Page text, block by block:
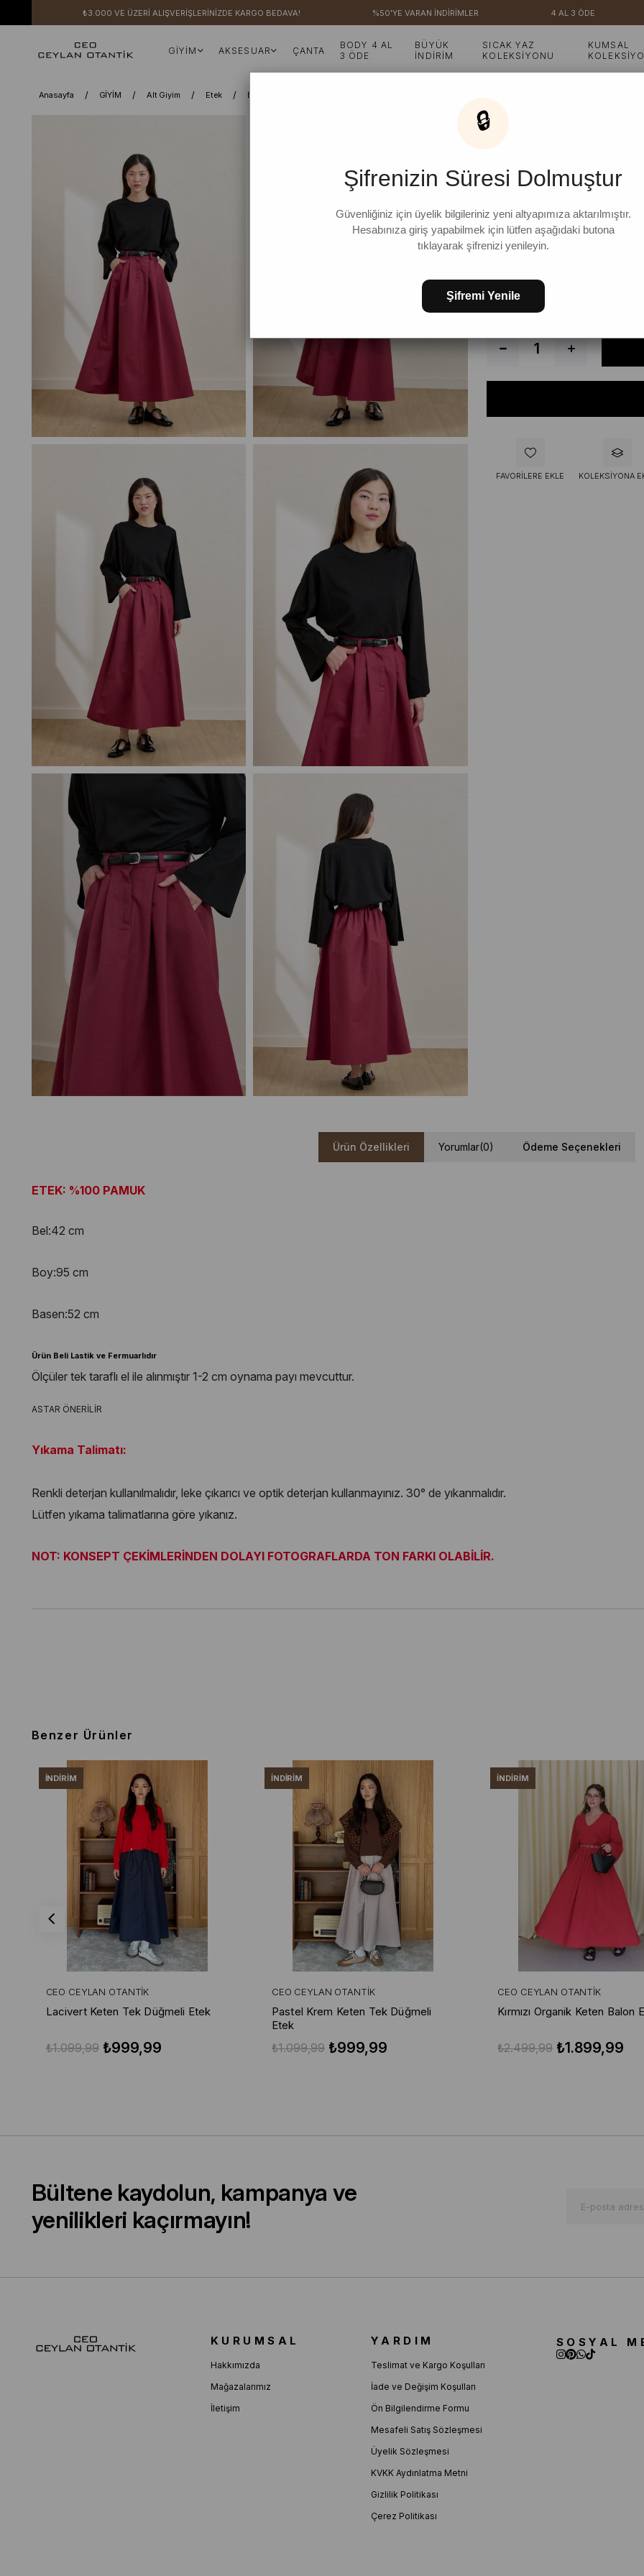
₺3.000 VE ÜZERİ ALIŞVERİŞLERİNİZDE KARGO BEDAVA! %50'YE VARAN İNDİRİMLER 4 AL 3 ÖDE
GİYİM AKSESUAR ÇANTA
BODY 4 AL
3 ÖDE
BÜYÜK
İNDİRİM
SICAK YAZ
KOLEKSİYONU
KUMSAL
Anasayfa GİYİM Alt Giyim Etek Bordo keten Tek Düğmeli Etek
Bordo keten Tek
%9
₺1.099,99
STD
FAVORILERE EKLE KOLEKSIYONA
Ürün Özellikleri Yorumlar(0) Ödeme Seçenekleri
ETEK: %100 PAMUK
Bel:42 cm
Boy:95 cm
Basen:52 cm
Ürün Beli Lastik ve Fermuarlıdır
Ölçüler tek taraflı el ile alınmıştır 1-2 cm oynama payı mevcuttur.
ASTAR ÖNERİLİR
Yıkama Talimatı:
Renkli deterjan kullanılmalıdır, leke çıkarıcı ve optik deterjan kullanmayınız. 30° de yıkanmalıdır.
Lütfen yıkama talimatlarına göre yıkanız.
NOT: KONSEPT ÇEKİMLERİNDEN DOLAYI FOTOGRAFLARDA TON FARKI OLABİLİR.
Benzer Ürünler
CEO CEYLAN OTANTIK
Lacivert Keten Tek Düğmeli Etek
₺999,99
₺1.099,99
İNDIRIM
CEO CEYLAN OTANTIK
Pastel Krem Keten Tek Düğmeli
Etek
₺999,99
₺1.099,99
İNDIRIM
CEO CEYLAN OTANTIK
Kırmızı Organik Keten Balon
₺1.899,99
₺2.499,99
İNDIRIM
Bültene kaydolun, kampanya ve
yenilikleri kaçırmayın!
KURUMSAL
Hakkımızda
Mağazalarımız
İletişim
YARDIM
Teslimat ve Kargo Koşulları
İade ve Değişim Koşulları
Ön Bilgilendirme Formu
Mesafeli Satış Sözleşmesi
Üyelik Sözleşmesi
KVKK Aydınlatma Metni
Gizlilik Politikası
Çerez Politikası
SOSYAL
🔒
Şifrenizin Süresi Dolmuştur
Güvenliğiniz için üyelik bilgileriniz yeni altyapımıza aktarılmıştır.
Hesabınıza giriş yapabilmek için lütfen aşağıdaki butona
tıklayarak şifrenizi yenileyin.
Şifremi Yenile